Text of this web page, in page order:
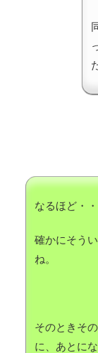
なるほど・・
確かにそう
ね。
そのときそ
に、あとに